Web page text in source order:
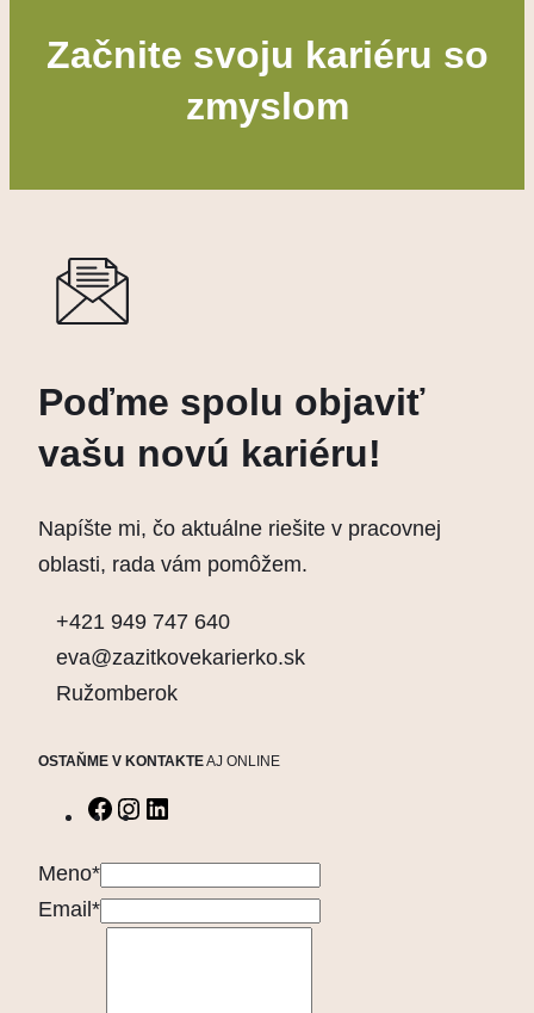
Začnite svoju kariéru so
zmyslom
Poďme spolu objaviť
vašu novú kariéru!
Napíšte mi, čo aktuálne riešite v pracovnej
oblasti, rada vám pomôžem.
+421 949 747 640
eva@zazitkovekarierko.sk
Ružomberok
OSTAŇME V KONTAKTEAJ ONLINE
Facebook
Instagram
Meno*
Email *